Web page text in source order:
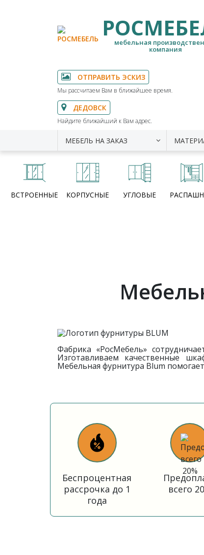
мебельная
компания
ОТПРАВИТЬ ЭСКИЗ
Мы рассчитаем Вам в ближайшее время.
ДЕДОВСК
Найдите ближайший к Вам адрес.
МЕБЕЛЬ НА ЗАКАЗ
ВСТРОЕННЫЕ КОРПУСНЫЕ УГЛОВЫЕ
Фабрика «РосМебель»
Изготавливаем качественные
Мебельная фурнитура Blum
Беспроцентная
рассрочка до 1
года
всего